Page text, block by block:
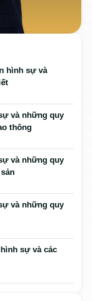
hình sự và
và những quy
thông
và những quy
và những quy
sự và các